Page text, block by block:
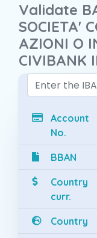
Validate
SOCIETA'
AZIONI O
CIVIBANK
Account
No.
BBAN
Country
curr.
Country